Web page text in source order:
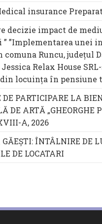
insurance
decizie impact de
” ”Implementarea unei
Runcu, județul
Relax House
locuința în pensiune
PARTICIPARE LA
DE ARTĂ „GHEORGHE
A, 2026
ÎNTÂLNIRE DE
DE LOCATARI